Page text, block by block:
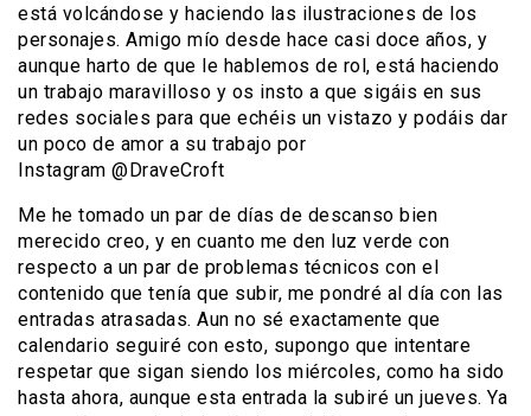
está volcándose y haciendo las ilustraciones de los
personajes. Amigo mío desde hace casi doce años, y
aunque harto de que le hablemos de rol, está haciendo
un trabajo maravilloso y os insto a que sigáis en sus
redes sociales para que echéis un vistazo y podáis dar
un poco de amor a su trabajo por
Instagram @DraveCroft
Me he tomado un par de días de descanso bien
merecido creo, y en cuanto me den luz verde con
respecto a un par de problemas técnicos con el
contenido que tenía que subir, me pondré al día con las
entradas atrasadas. Aun no sé exactamente que
calendario seguiré con esto, supongo que intentare
respetar que sigan siendo los miércoles, como ha sido
hasta ahora, aunque esta entrada la subiré un jueves. Ya